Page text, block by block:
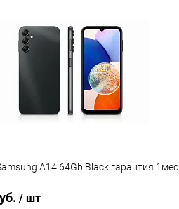
A14 64Gb Black гарантия 1мес
/ шт
в 2 недели